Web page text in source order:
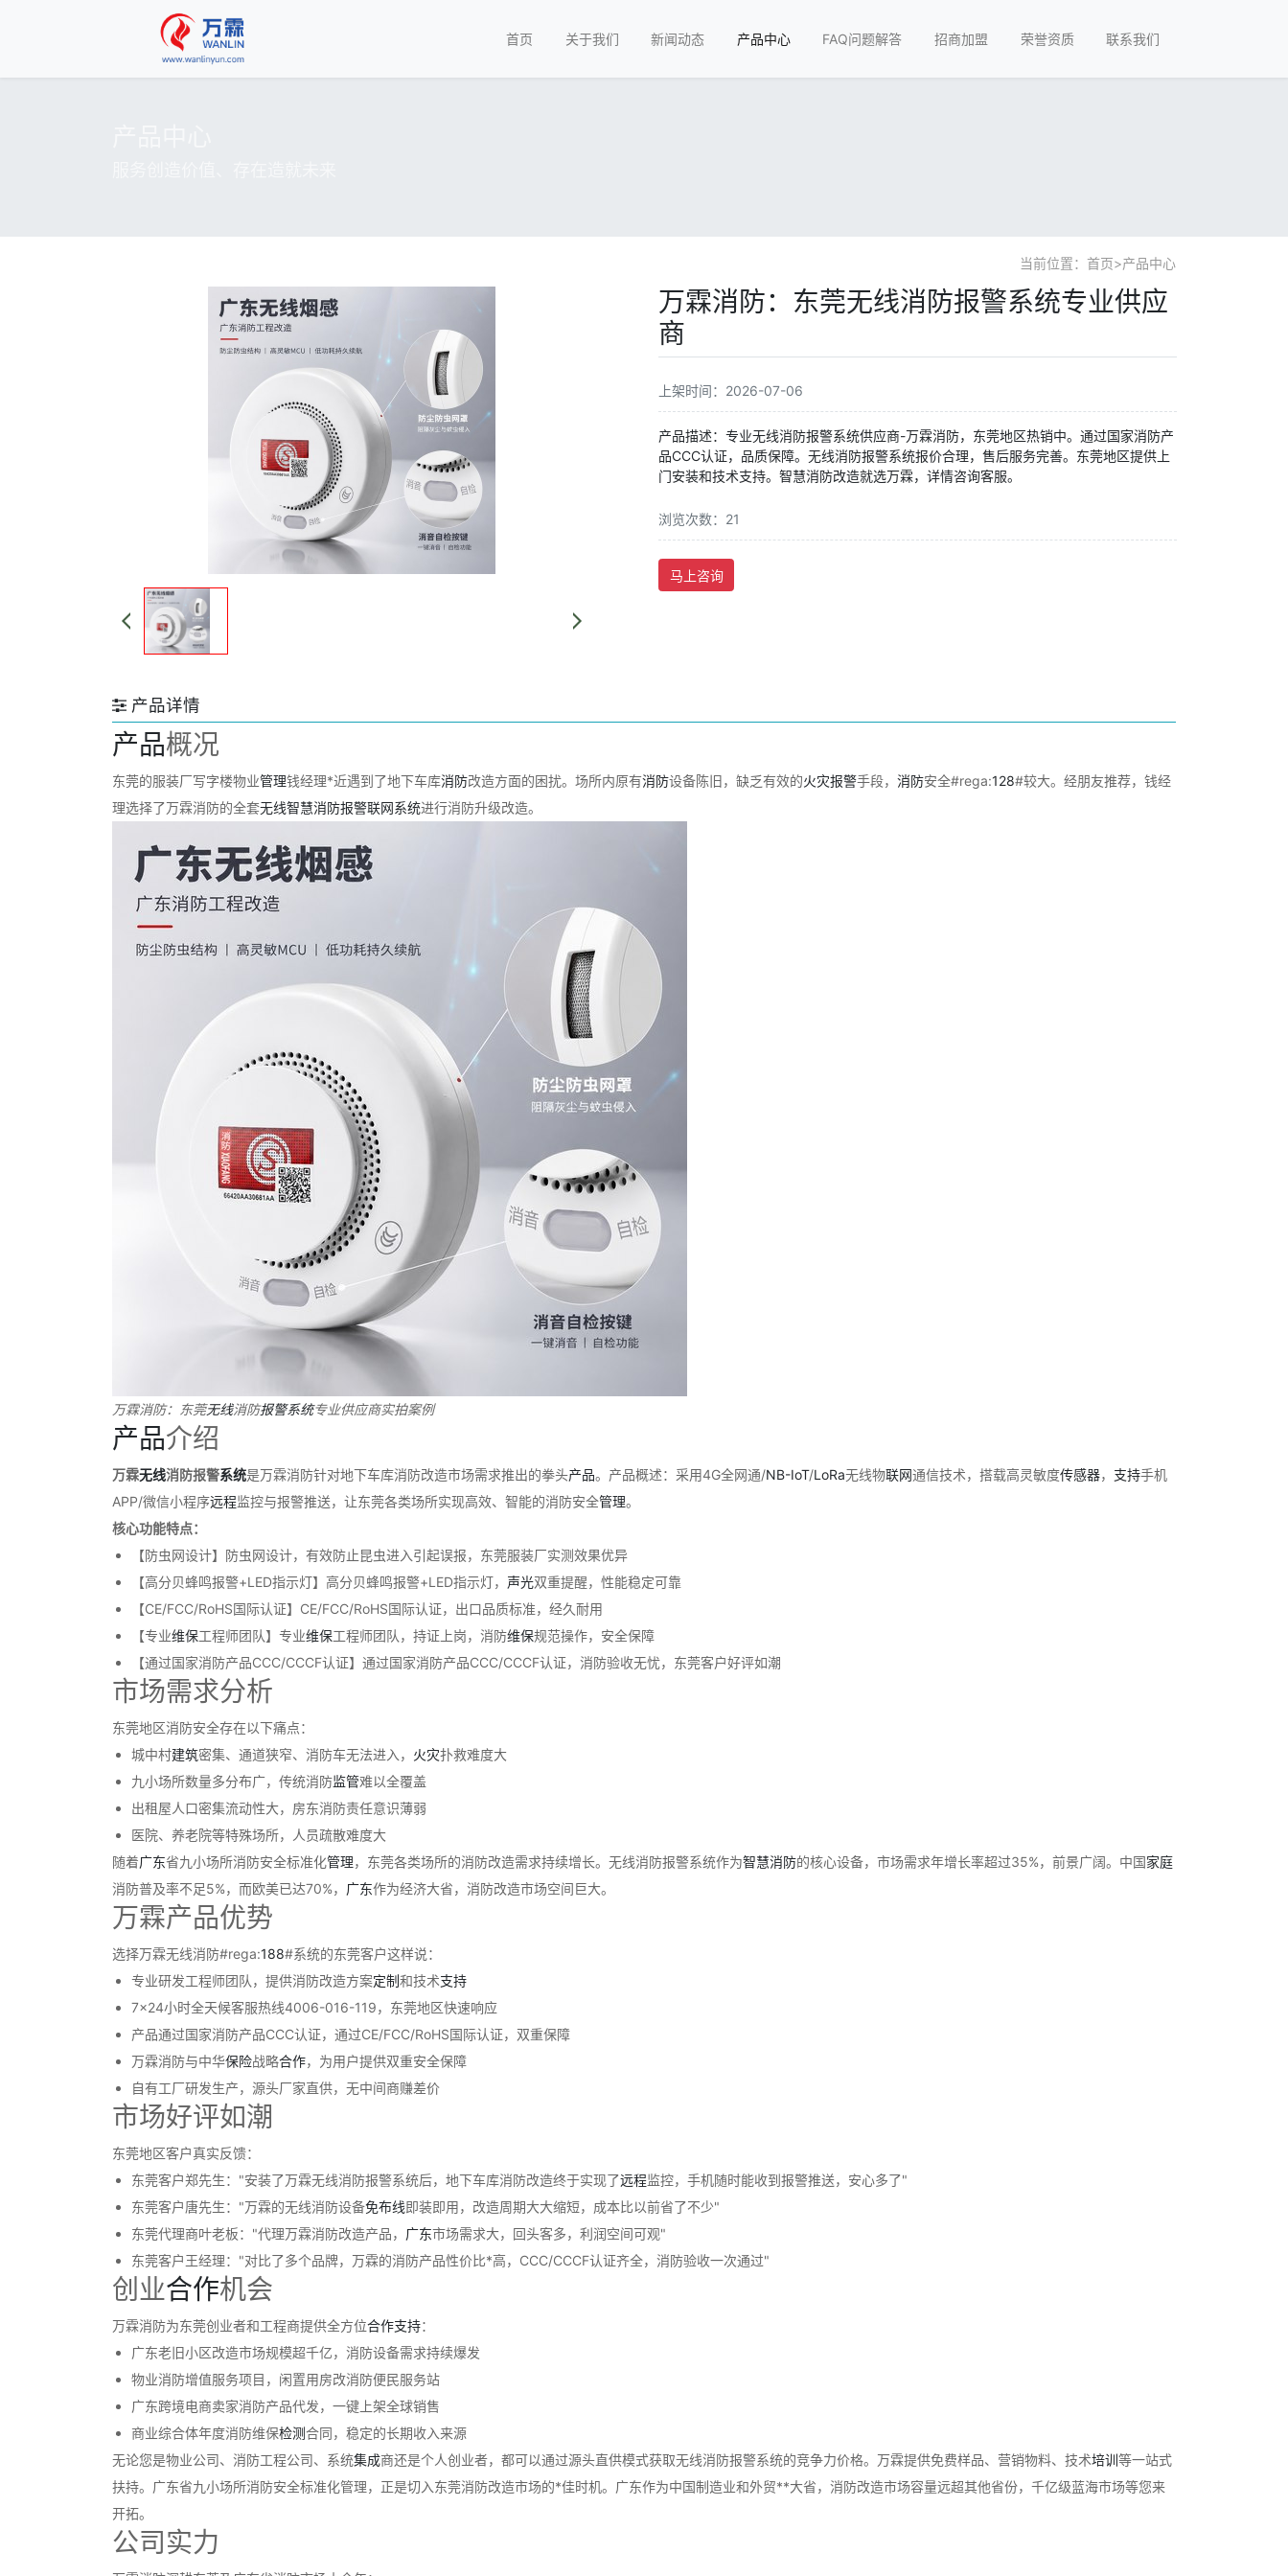
首页 关于我们 新闻动态 产品中心 FAQ问题解答 招商加盟 荣誉资质 联系我们
当前位置： 首页>产品中心
万霖消防：东莞无线消防报警系统专业供应
商
上架时间：2026-07-06
产品描述：专业无线消防报警系统供应商-万霖消防，东莞地区热销中。通过国家消防产
品CCC认证，品质保障。无线消防报警系统报价合理，售后服务完善。东莞地区提供上
门安装和技术支持。智慧消防改造就选万霖，详情咨询客服。
浏览次数：21
马上咨询
产品详情
产品概况
东莞的服装厂写字楼物业管理钱经理*近遇到了地下车库消防改造方面的困扰。场所内原有消防设备陈旧，缺乏有效的火灾报警手段， 消防安全#rega:128#较大。经朋友推荐，钱经
理选择了万霖消防的全套无线智慧消防报警联网系统进行消防升级改造。
万霖消防：东莞无线消防报警系统专业供应商实拍案例
产品介绍
万霖无线消防报警系统是万霖消防针对地下车库消防改造市场需求推出的拳头产品。产品概述：采用4G全网通/NB-IoT/LoRa无线物联网通信技术，搭载高灵敏度传感器， 支持手机
APP/微信小程序远程监控与报警推送，让东莞各类场所实现高效、智能的消防安全管理。
核心功能特点：
【防虫网设计】防虫网设计，有效防止昆虫进入引起误报，东莞服装厂实测效果优异
【高分贝蜂鸣报警+LED指示灯】高分贝蜂鸣报警+LED指示灯， 声光双重提醒，性能稳定可靠
【CE/FCC/RoHS国际认证】CE/FCC/RoHS国际认证，出口品质标准，经久耐用
【专业维保工程师团队】专业维保工程师团队，持证上岗，消防维保规范操作，安全保障
【通过国家消防产品CCC/CCCF认证】通过国家消防产品CCC/CCCF认证，消防验收无忧，东莞客户好评如潮
市场需求分析
东莞地区消防安全存在以下痛点：
城中村建筑密集、通道狭窄、消防车无法进入， 火灾扑救难度大
九小场所数量多分布广，传统消防监管难以全覆盖
出租屋人口密集流动性大，房东消防责任意识薄弱
医院、养老院等特殊场所，人员疏散难度大
随着广东省九小场所消防安全标准化管理，东莞各类场所的消防改造需求持续增长。无线消防报警系统作为智慧消防的核心设备，市场需求年增长率超过35%，前景广阔。中国家庭
消防普及率不足5%，而欧美已达70%， 广东作为经济大省，消防改造市场空间巨大。
万霖产品优势
选择万霖无线消防#rega:188#系统的东莞客户这样说：
专业研发工程师团队，提供消防改造方案定制和技术支持
7×24小时全天候客服热线4006-016-119，东莞地区快速响应
产品通过国家消防产品CCC认证，通过CE/FCC/RoHS国际认证，双重保障
万霖消防与中华保险战略合作，为用户提供双重安全保障
自有工厂研发生产，源头厂家直供，无中间商赚差价
市场好评如潮
东莞地区客户真实反馈：
东莞客户郑先生："安装了万霖无线消防报警系统后，地下车库消防改造终于实现了远程监控，手机随时能收到报警推送，安心多了"
东莞客户唐先生："万霖的无线消防设备免布线即装即用，改造周期大大缩短，成本比以前省了不少"
东莞代理商叶老板："代理万霖消防改造产品， 广东市场需求大，回头客多，利润空间可观"
东莞客户王经理："对比了多个品牌，万霖的消防产品性价比*高，CCC/CCCF认证齐全，消防验收一次通过"
创业合作机会
万霖消防为东莞创业者和工程商提供全方位合作支持：
广东老旧小区改造市场规模超千亿，消防设备需求持续爆发
物业消防增值服务项目，闲置用房改消防便民服务站
广东跨境电商卖家消防产品代发，一键上架全球销售
商业综合体年度消防维保检测合同，稳定的长期收入来源
无论您是物业公司、消防工程公司、系统集成商还是个人创业者，都可以通过源头直供模式获取无线消防报警系统的竞争力价格。万霖提供免费样品、营销物料、技术培训等一站式
扶持。广东省九小场所消防安全标准化管理，正是切入东莞消防改造市场的*佳时机。广东作为中国制造业和外贸**大省，消防改造市场容量远超其他省份，千亿级蓝海市场等您来
开拓。
公司实力